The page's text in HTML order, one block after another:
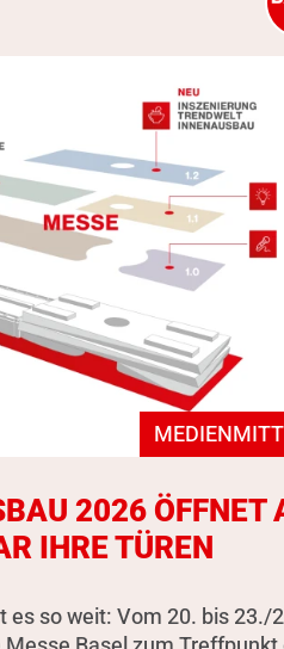
2026 ÖFFNET
IHRE TÜREN
es so weit: Vom 20. bis 23./